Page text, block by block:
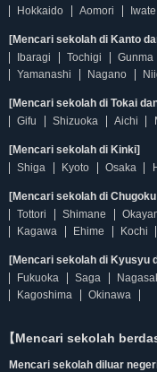
Hokkaido
Aomori Iwate
[Mencari sekolah di Kanto
Ibaragi
Tochigi Gunma
Yamanashi
Nagano
[Mencari sekolah di Tokai
Gifu
Shizuoka Aichi
[Mencari sekolah di Kinki]
Shiga
Kyoto Osaka
[Mencari sekolah di
Tottori
Shimane
Kagawa
Ehime Kochi
[Mencari sekolah di Kyusyu
Fukuoka
Saga
Kagoshima
Okinawa
【Mencari sekolah
Mencari sekolah diluar